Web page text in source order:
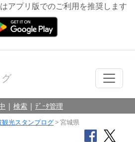
アプリ版でのご利用を推奨します
| 検索 | ﾃﾞｰﾀ管理
光スタンプログ> 宮城県